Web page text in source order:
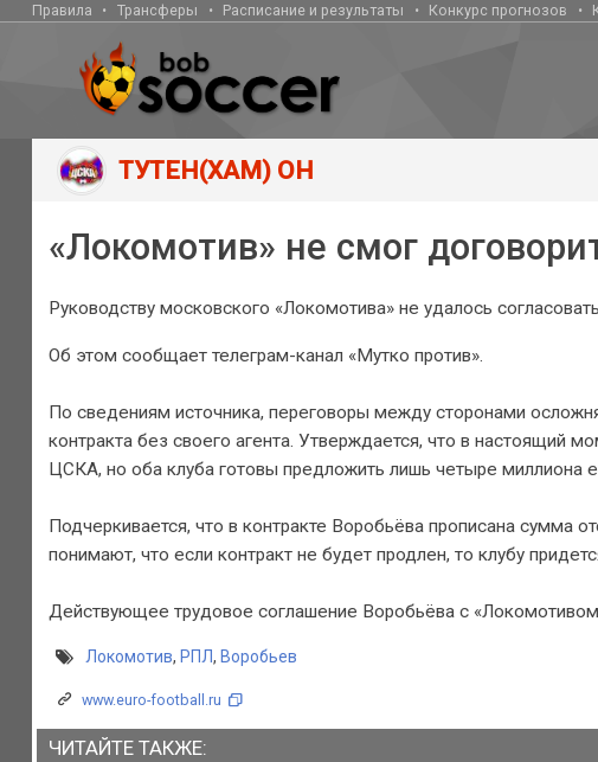
Правила Трансферы Расписание и результаты Конкурс прогнозов
ТУТЕН(ХАМ) ОН
«Локомотив» не смог
Руководству московского «Локомотива» не удалось
Об этом сообщает телеграм-канал «Мутко против».
По сведениям источника, переговоры между сторонами
контракта без своего агента. Утверждается, что в настоящий
ЦСКА, но оба клуба готовы предложить лишь четыре миллиона
Подчеркивается, что в контракте Воробьёва прописана сумма
понимают, что если контракт не будет продлен, то клубу
Действующее трудовое соглашение Воробьёва с
Локомотив, РПЛ, Воробьев
www.euro-football.ru
ЧИТАЙТЕ ТАКЖЕ: